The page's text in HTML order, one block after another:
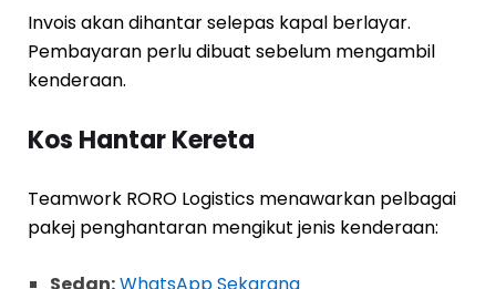
Invois akan dihantar selepas kapal berlayar.
Pembayaran perlu dibuat sebelum mengambil
kenderaan.
Kos Hantar Kereta
Teamwork RORO Logistics menawarkan pelbagai
pakej penghantaran mengikut jenis kenderaan:
Sedan:WhatsApp Sekarang